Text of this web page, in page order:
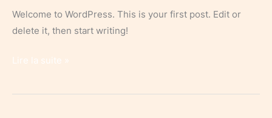
Welcome to WordPress. This is your first post. Edit or
delete it, then start writing!
Hello
Lire la suite »